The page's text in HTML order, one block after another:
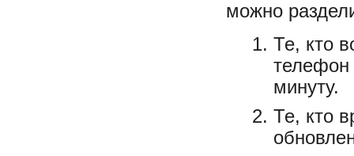
можно
Те, кто
телефон
минуту.
Те, кто